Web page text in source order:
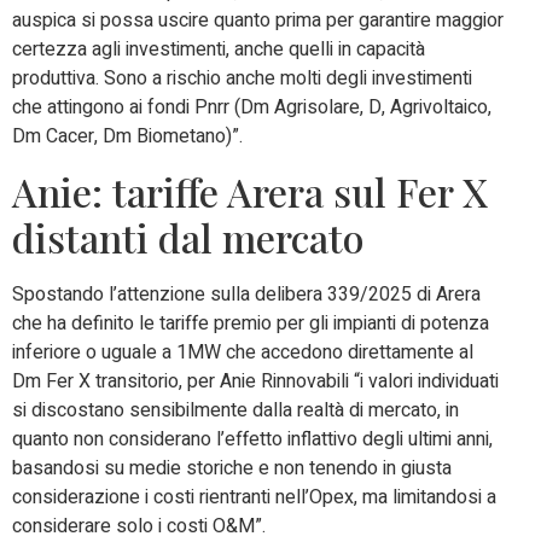
auspica si possa uscire quanto prima per garantire maggior
certezza agli investimenti, anche quelli in capacità
produttiva. Sono a rischio anche molti degli investimenti
che attingono ai fondi Pnrr (Dm Agrisolare, D, Agrivoltaico,
Dm Cacer, Dm Biometano)”.
Anie: tariffe Arera sul Fer X
distanti dal mercato
Spostando l’attenzione sulla delibera 339/2025 di Arera
che ha definito le tariffe premio per gli impianti di potenza
inferiore o uguale a 1MW che accedono direttamente al
Dm Fer X transitorio, per Anie Rinnovabili “i valori individuati
si discostano sensibilmente dalla realtà di mercato, in
quanto non considerano l’effetto inflattivo degli ultimi anni,
basandosi su medie storiche e non tenendo in giusta
considerazione i costi rientranti nell’Opex, ma limitandosi a
considerare solo i costi O&M”.